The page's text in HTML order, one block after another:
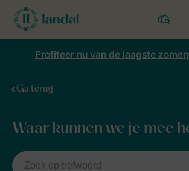
Parken
Profiteer nu van de laagste
Ga terug
Waar kunnen we je mee